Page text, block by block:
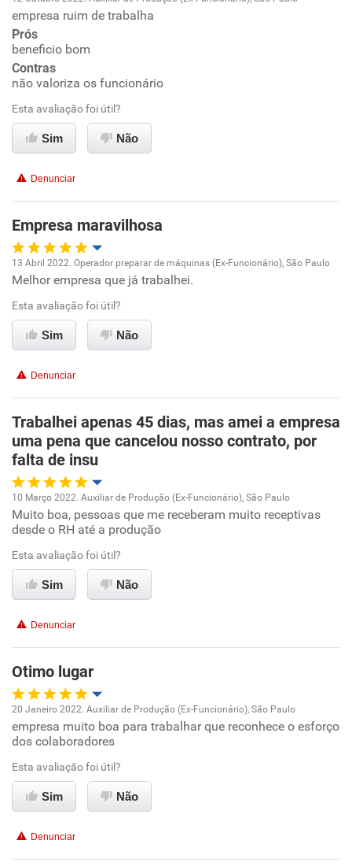
Oportunidade de promoção
Ambiente de trabalho
Benefícios
Recomenda esta empresa
Recomenda a diretoria
empresa ruim de trabalha
Prós
beneficio bom
Contras
não valoriza os funcionário
Esta avaliação foi útil?
Sim Não
Denunciar
Empresa maravilhosa
Oportunidade de promoção
Ambiente de trabalho
Benefícios
Recomenda esta empresa
Recomenda a diretoria
13 Abril 2022. Operador preparar de máquinas (Ex-Funcionário), São Paulo
Melhor empresa que já trabalhei.
Esta avaliação foi útil?
Sim Não
Denunciar
Trabalhei apenas 45 dias, mas amei a empresa
uma pena que cancelou nosso contrato, por
falta de insu
Oportunidade de promoção
Ambiente de trabalho
Conciliação com a vida familiar
Recomenda esta empresa
Recomenda a diretoria
10 Março 2022. Auxiliar de Produção (Ex-Funcionário), São Paulo
Muito boa, pessoas que me receberam muito receptivas
desde o RH até a produção
Esta avaliação foi útil?
Sim Não
Denunciar
Otimo lugar
Oportunidade de promoção
Ambiente de trabalho
Conciliação com a vida familiar
20 Janeiro 2022. Auxiliar de Produção (Ex-Funcionário), São Paulo
empresa muito boa para trabalhar que reconhece o esforço
dos colaboradores
Esta avaliação foi útil?
Sim Não
Denunciar